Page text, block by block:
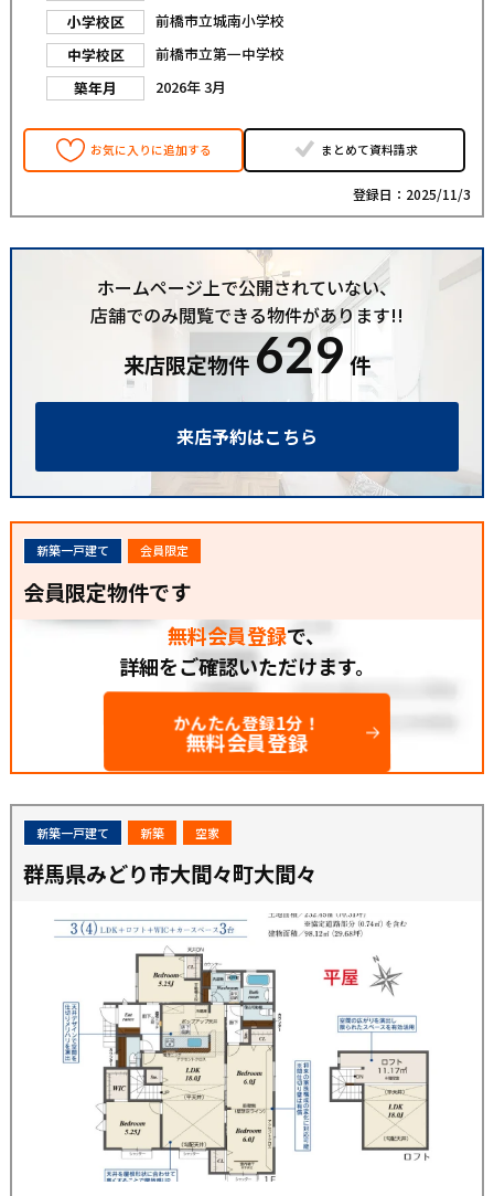
小学校区
前橋市立城南小学校
中学校区
前橋市立第一中学校
築年月
2026年 3月
お気に入りに追加する まとめて資料請求
登録日：2025/11/3
ホームページ上で公開されていない、
店舗でのみ閲覧できる物件があります!!
来店限定物件629 件
来店予約はこちら
新築一戸建て 会員限定
会員限定物件です
無料会員登録で、
詳細をご確認いただけます。
かんたん登録1分！
無料会員登録
新築一戸建て 新築 空家
群馬県みどり市大間々町大間々